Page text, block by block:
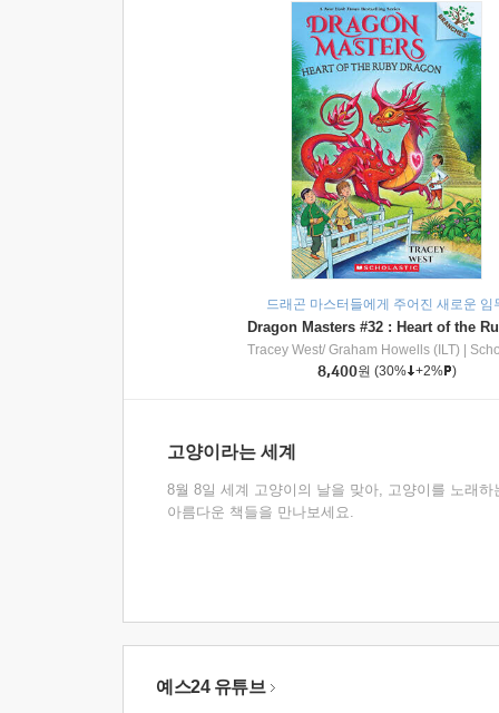
드래곤 마스터들에게 주어진 새로운 임
Tracey West/ Graham Howells (ILT)
8,400원 (30% +2% )
고양이라는 세계
8월 8일 세계 고양이의 날을 맞아, 고양이를 노래하
아름다운 책들을 만나보세요.
예스24 유튜브